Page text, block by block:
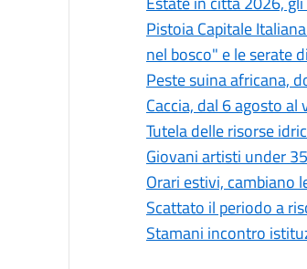
Pistoia Capitale
nel bosco" e le serate
Peste suina africana,
Caccia, dal 6 agosto
Tutela delle risorse
Giovani artisti under
Orari estivi, cambiano
Scattato il periodo a
Stamani incontro